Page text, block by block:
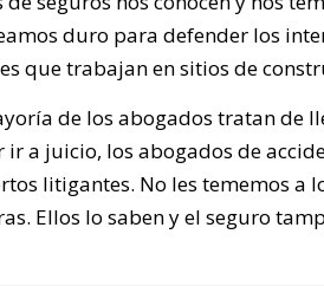
duro para defender los
que trabajan en sitios de
de los abogados tratan de
ir a juicio, los abogados de
litigantes. No les tememos a
Ellos lo saben y el seguro